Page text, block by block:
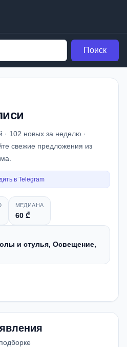
Поиск
· 102 новых за неделю ·
свежие предложения из
в Telegram
МЕДИАНА
60 ₾
и стулья, Освещение,